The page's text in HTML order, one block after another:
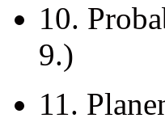
10.
9.)
11.